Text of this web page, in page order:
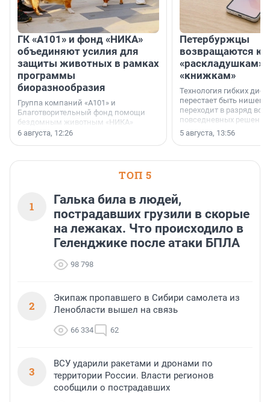
ГК «А101» и фонд «НИКА»
объединяют усилия для
защиты животных в рамках
программы
биоразнообразия
Группа компаний «А101» и
Благотворительный фонд помощи
бездомным животным «НИКА»
заключили соглашение о
6 августа, 12:26
Петербуржцы
возвращаются к
«раскладушкам»
«книжкам»
Технология гибких
перестает быть
переходит в разряд
повседневных
5 августа, 13:56
ТОП 5
1
Галька била в людей,
пострадавших грузили в скорые
на лежаках. Что происходило в
Геленджике после атаки БПЛА
98 798
2
Экипаж пропавшего в Сибири самолета из
Ленобласти вышел на связь
66 334 62
3
ВСУ ударили ракетами и дронами по
территории России. Власти регионов
сообщили о пострадавших